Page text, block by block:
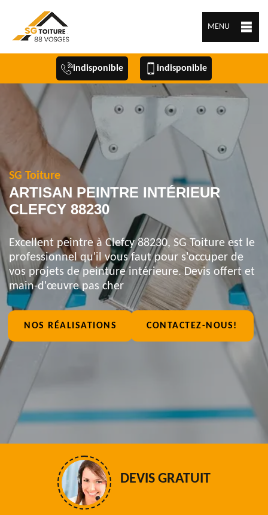
MENU
indisponible indisponible
SG Toiture
ARTISAN PEINTRE INTÉRIEUR
CLEFCY 88230
Excellent peintre à Clefcy 88230, SG Toiture est le
professionnel qu'il vous faut pour s'occuper de
vos projets de peinture intérieure. Devis offert et
main-d'œuvre pas cher
NOS RÉALISATIONS CONTACTEZ-NOUS!
DEVIS GRATUIT